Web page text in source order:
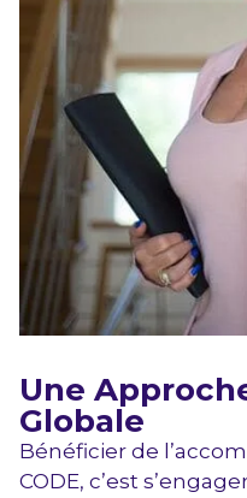
Une
Globale
Bénéficier de
CODE, c’est